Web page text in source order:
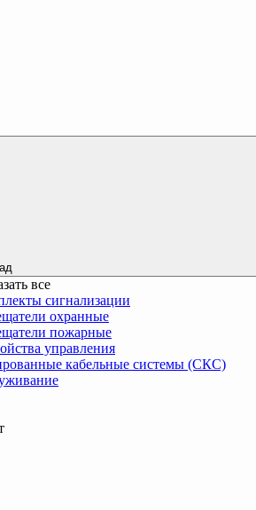
все
сигнализации
охранные
пожарные
управления
кабельные системы (СКС)